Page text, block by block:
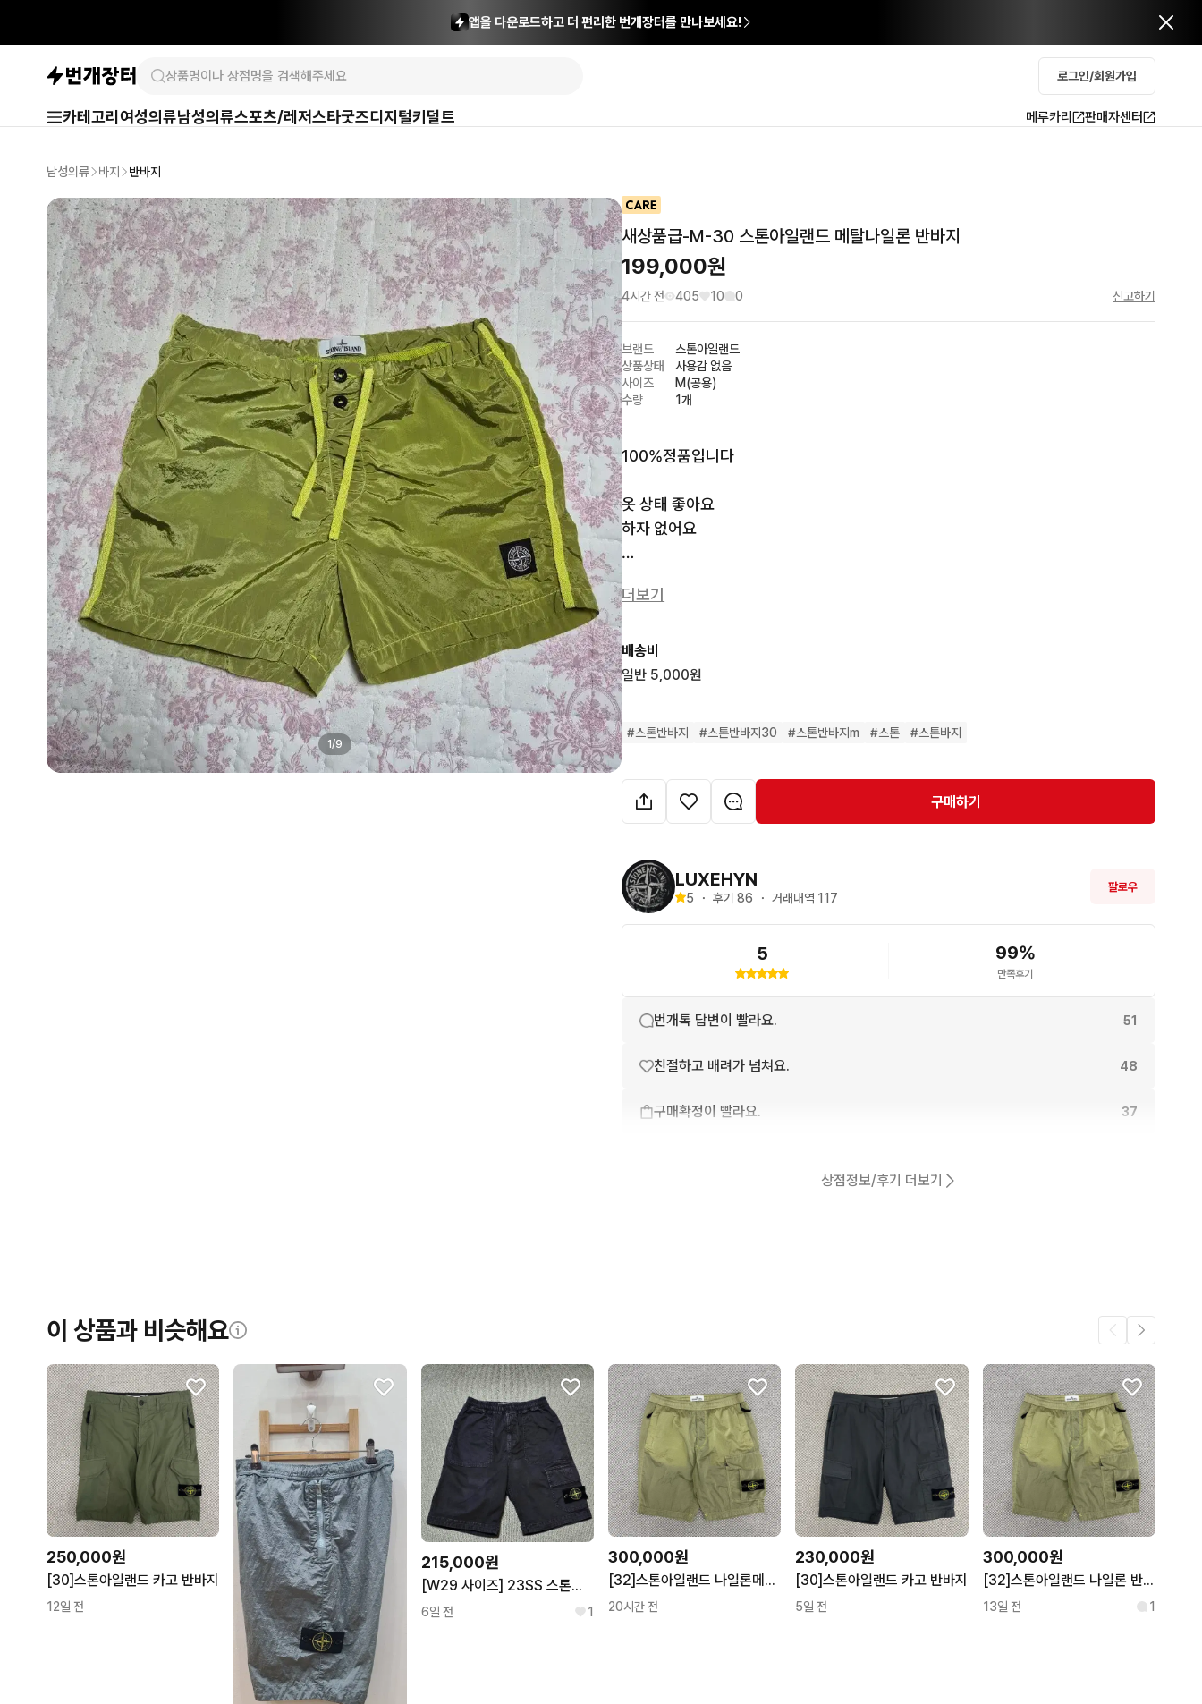
앱을 다운로드하고 더 편리한 번개장터를 만나보세요!
로그인/회원가입
카테고리 여성의류남성의류스포츠/레저스타굿즈디지털키덜트 메루카리 판매자센터
남성의류 바지 반바지
1/9
새상품급-M-30 스톤아일랜드 메탈나일론 반바지
199,000원
4시간 전 405 10 0 신고하기
브랜드
스톤아일랜드
상품상태
사용감 없음
사이즈
M(공용)
수량
1개
100%정품입니다
옷 상태 좋아요
하자 없어요
수영복,운동복,일상복으로 입으시면 되세요
더보기
배송비
일반 5,000원
#스톤반바지 #스톤반바지30 #스톤반바지m #스톤 #스톤바지
구매하기
LUXEHYN
5 ・ 후기 86 ・ 거래내역 117
팔로우
5 99%
만족후기
번개톡 답변이 빨라요. 51
친절하고 배려가 넘쳐요. 48
구매확정이 빨라요. 37
상품 정보가 자세히 적혀있어요. 14
번개페이를 잘 받아줘요. 4
상점정보/후기 더보기
이 상품과 비슷해요
250,000원
[30]스톤아일랜드 카고 반바지
12일 전
215,000원
[W29 사이즈] 23SS 스톤아일랜드 와펜 카고 다크그레이 반바지
6일 전 1
300,000원
[32]스톤아일랜드 나일론메탈 반바지
20시간 전
230,000원
[30]스톤아일랜드 카고 반바지
5일 전
300,000원
[32]스톤아일랜드 나일론 반바지
13일 전 1